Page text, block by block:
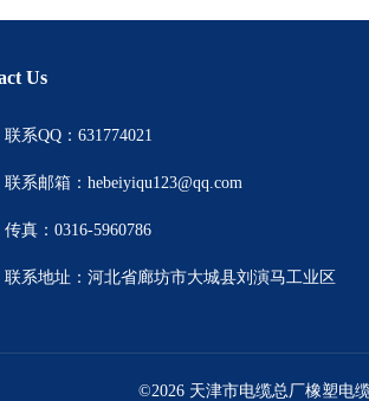
Us
联系QQ：631774021
联系邮箱：hebeiyiqu123@qq.com
传真：0316-5960786
联系地址：河北省廊坊市大城县刘演马工业区
©2026 天津市电缆总厂橡塑电